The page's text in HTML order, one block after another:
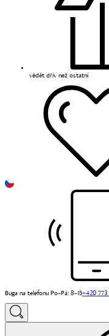
vědět dřív než ostatní
Buga na telefonu Po–Pá: 8–15+420 773